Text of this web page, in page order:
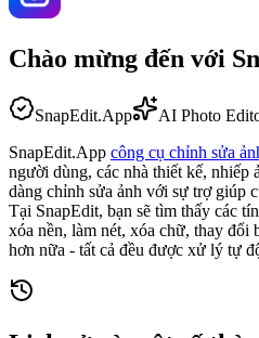
Chào mừng đến với
SnapEdit.App
AI Photo
SnapEdit.App công cụ chỉnh sửa
người dùng, các nhà thiết kế, nhiếp
dàng chỉnh sửa ảnh với sự trợ giúp
Tại SnapEdit, bạn sẽ tìm thấy các
xóa nền, làm nét, xóa chữ, thay đổi
hơn nữa - tất cả đều được xử lý tự